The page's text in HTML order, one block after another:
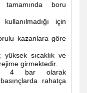
tamamında boru
için
kazanlara göre
sıcaklık ve
girmektedir.
4 bar olarak
rahatça